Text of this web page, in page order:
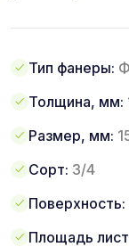
Тип фанеры:
Толщина, мм:
Размер, мм:
Сорт: 3/4
Поверхность:
Площадь